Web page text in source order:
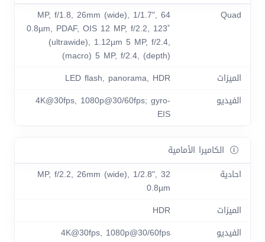
Quad
64 MP, f/1.8, 26mm (wide), 1/1.7",
0.8µm, PDAF, OIS 12 MP, f/2.2, 123˚
(ultrawide), 1.12µm 5 MP, f/2.4,
(macro) 5 MP, f/2.4, (depth)
الميزات
LED flash, panorama, HDR
الفيديو
4K@30fps, 1080p@30/60fps; gyro-
EIS
الكاميرا الأمامية
احادية
32 MP, f/2.2, 26mm (wide), 1/2.8",
0.8µm
الميزات
HDR
الفيديو
4K@30fps, 1080p@30/60fps